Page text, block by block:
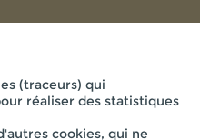
(traceurs) qui
réaliser des statistiques
cookies, qui ne